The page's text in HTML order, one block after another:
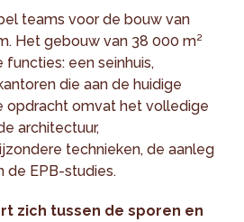
teams voor de bouw van
Het gebouw van 38 000 m²
een seinhuis,
die aan de huidige
opdracht omvat het volledige
architectuur,
technieken, de aanleg
de EPB-studies.
zich tussen de sporen en